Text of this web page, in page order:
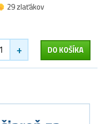
29 zlaťákov
+ DO KOŠÍKA